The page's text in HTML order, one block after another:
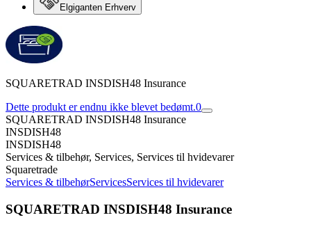
Elgiganten Erhverv
SQUARETRAD INSDISH48 Insurance
Dette produkt er endnu ikke blevet bedømt.0
SQUARETRAD INSDISH48 Insurance
INSDISH48
INSDISH48
Services & tilbehør, Services, Services til hvidevarer
Squaretrade
Services & tilbehørServicesServices til hvidevarer
SQUARETRAD INSDISH48 Insurance